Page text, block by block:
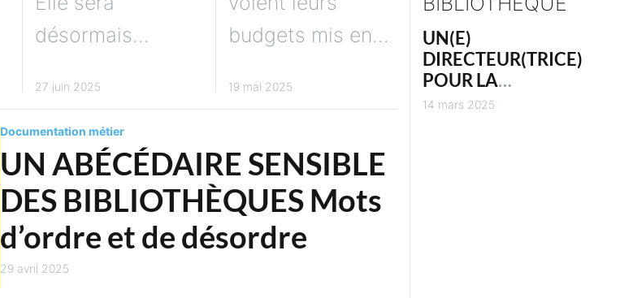
désormais...
27 juin 2025
budgets mis en...
19 mai 2025
Documentation métier
UN ABÉCÉDAIRE SENSIBLE
DES BIBLIOTHÈQUES Mots
d’ordre et de désordre
29 avril 2025
UN(E)
DIRECTEUR(TRICE)
POUR LA
BIBLIOTHÈQUE
14 mars 2025